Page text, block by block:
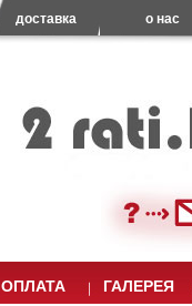
доставка о нас
ОПЛАТА ГАЛЕРЕЯ